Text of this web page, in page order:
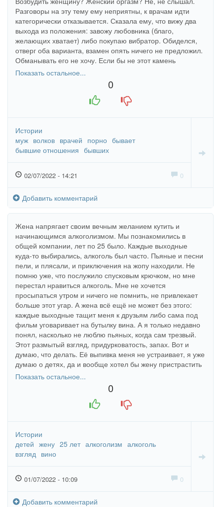
Разговоры на эту тему ему неприятны, к врачам идти
категорически отказывается. Сказала ему, что вижу два
выхода из положения: завожу любовника (благо,
желающих хватает) либо покупаю вибратор. Обиделся,
отверг оба варианта, взамен опять ничего не предложил.
Обманывать его не хочу. Если бы не этот камень
преткновения, отношения были бы идеальны. Не знаю,
что делать, хоть волком вой...
Показать остальное...
0
Истории
муж волков врачей порно бывает
бывшие отношения бывших
02/07/2022 - 14:21 0
Добавить комментарий
Жена напрягает своим вечным желанием кутить и
начинающимся алкоголизмом. Мы познакомились в
общей компании, лет по 25 было. Каждые выходные
куда-то выбирались, алкоголь был часто. Пьяные и песни
пели, и плясали, и приключения на жопу находили. Не
помню уже, что послужило спусковым крючком, но мне
перестал нравиться алкоголь. Мне не хочется
просыпаться утром и ничего не помнить, не привлекает
больше этот угар. А жена всё ещё не может без этого:
каждые выходные тащит меня к друзьям либо сама под
фильм уговаривает на бутылку вина. А я только недавно
понял, насколько не люблю пьяных, когда сам трезвый.
Этот размытый взгляд, придурковатость, запах. Вот и
думаю, что делать. Её выпивка меня не устраивает, я уже
думаю о детях, да и вообще хотел бы жену пристрастить
к спорту именно для здоровья, а не для упругой попы, как
сейчас. В итоге получается, что кто-то повзрослел и в
развитии опередил второго, а для всех друзей версия
развода будет: «Не сошлись характерами».
Показать остальное...
0
Истории
детей жену 25 лет алкоголизм алкоголь
взгляд вино
01/07/2022 - 10:09 0
Добавить комментарий